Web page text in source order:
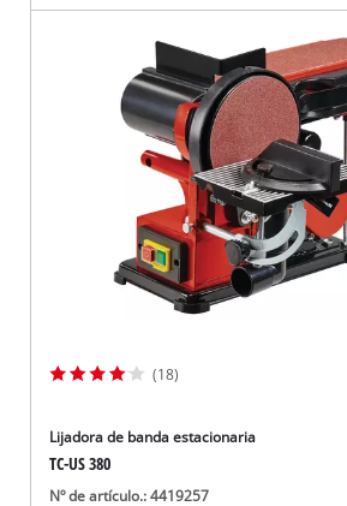
(18)
Lijadora de banda estacionaria
TC-US 380
Nº de artículo.: 4419257